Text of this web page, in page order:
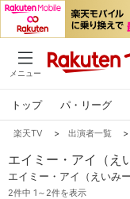
メニュー
トップ パ・リーグ
楽天TV > 出演者一覧 >
エイミー・アイ（え
エイミー・アイ（えいみ
2件中 1～2件を表示